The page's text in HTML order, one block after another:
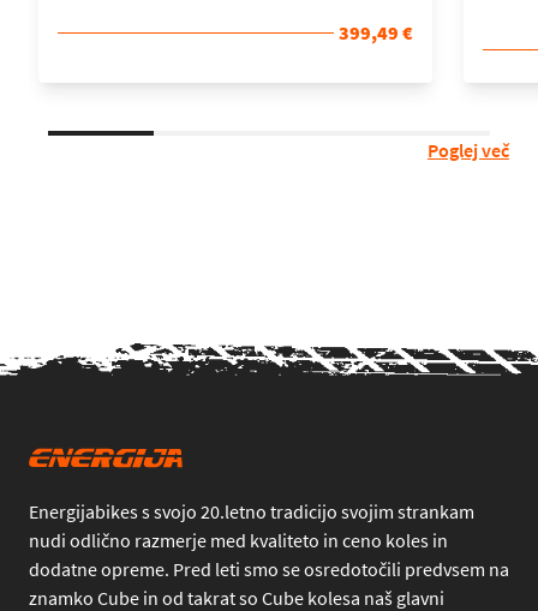
399,49 €
Poglej več
Energijabikes s svojo 20.letno tradicijo svojim strankam
nudi odlično razmerje med kvaliteto in ceno koles in
dodatne opreme. Pred leti smo se osredotočili predvsem na
znamko Cube in od takrat so Cube kolesa naš glavni